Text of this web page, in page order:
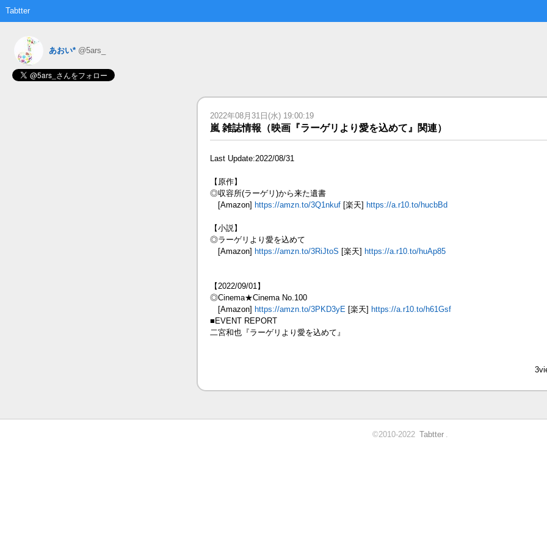
Tabtter
あおい* @5ars_
2022年08月31日(水) 19:00:19
嵐 雑誌情報（映画『ラーゲリより愛を込めて』関連）
Last Update:2022/08/31
【原作】
◎収容所(ラーゲリ)から来た遺書
[Amazon] https://amzn.to/3Q1nkuf [楽天] https://a.r10.to/hucbBd
【小説】
◎ラーゲリより愛を込めて
[Amazon] https://amzn.to/3RiJtoS [楽天] https://a.r10.to/huAp85
【2022/09/01】
◎Cinema★Cinema No.100
[Amazon] https://amzn.to/3PKD3yE [楽天] https://a.r10.to/h61Gsf
■EVENT REPORT
二宮和也『ラーゲリより愛を込めて』
©2010-2022 Tabtter .